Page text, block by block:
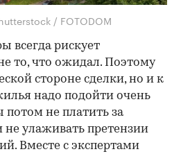
/ FOTODOM
всегда рискует
то, что ожидал. Поэтому
стороне сделки, но и к
надо подойти очень
потом не платить за
улаживать претензии
Вместе с экспертами